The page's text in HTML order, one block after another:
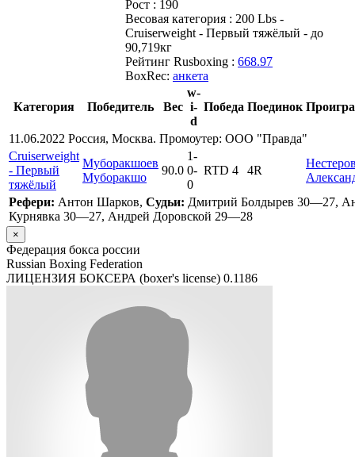
Рост : 190
Весовая категория : 200 Lbs -
Cruiserweight - Первый тяжёлый - до
90,719кг
Рейтинг Rusboxing : 668.97
BoxRec: анкета
Категория Победитель Вес
w-
i-
d
Победа Поединок
11.06.2022 Россия, Москва. Промоутер: ООО "Правда"
Cruiserweight
- Первый
тяжёлый
Муборакшоев
Муборакшо
90.0
1-
0-
0
RTD 4 4R
Рефери: Антон Шарков, Судьи: Дмитрий Болдырев 30—27,
Курнявка 30—27, Андрей Доровской 29—28
×
Федерация бокса россии
Russian Boxing Federation
ЛИЦЕНЗИЯ БОКСЕРА (boxer's license) 0.1186